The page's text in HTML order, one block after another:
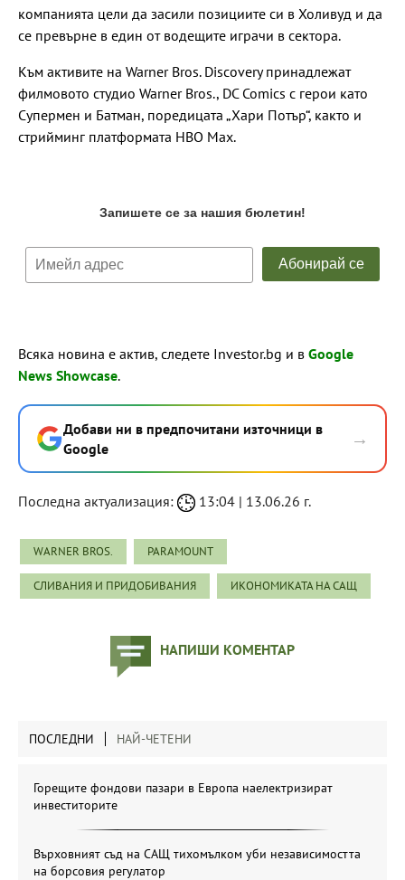
компанията цели да засили позициите си в Холивуд и да
се превърне в един от водещите играчи в сектора.
Към активите на Warner Bros. Discovery принадлежат
филмовото студио Warner Bros., DC Comics с герои като
Супермен и Батман, поредицата „Хари Потър“, както и
стрийминг платформата HBO Max.
Всяка новина е актив, следете Investor.bg и в Google
News Showcase.
Добави ни в предпочитани източници в
Google
→
Последна актуализация: 13:04 | 13.06.26 г.
WARNER BROS. PARAMOUNT
СЛИВАНИЯ И ПРИДОБИВАНИЯ ИКОНОМИКАТА НА САЩ
НАПИШИ КОМЕНТАР
ПОСЛЕДНИ НАЙ-ЧЕТЕНИ
Горещите фондови пазари в Европа наелектризират
инвеститорите
Върховният съд на САЩ тихомълком уби независимостта
на борсовия регулатор